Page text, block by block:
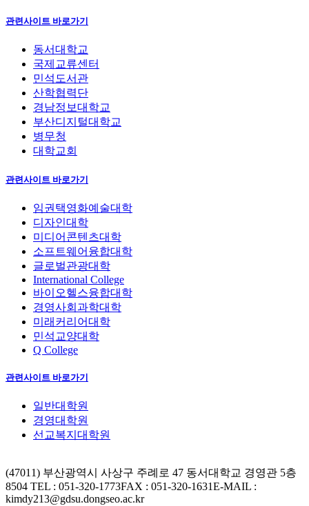
관련사이트 바로가기
동서대학교
국제교류센터
민석도서관
산학협력단
경남정보대학교
부산디지털대학교
병무청
대학교회
관련사이트 바로가기
임권택영화예술대학
디자인대학
미디어콘텐츠대학
소프트웨어융합대학
글로벌관광대학
International College
바이오헬스융합대학
경영사회과학대학
미래커리어대학
민석교양대학
Q College
관련사이트 바로가기
일반대학원
경영대학원
선교복지대학원
(47011) 부산광역시 사상구 주례로 47 동서대학교 경영관 5층
8504 TEL : 051-320-1773FAX : 051-320-1631E-MAIL :
kimdy213@gdsu.dongseo.ac.kr